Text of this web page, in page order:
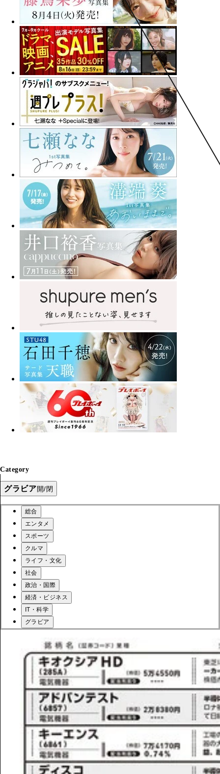
Category
グラビア開/閉
総合
エンタメ
スポーツ
クルマ
ライフ・文化
社会
政治・国際
経済・ビジネス
IT・科学
グラビア